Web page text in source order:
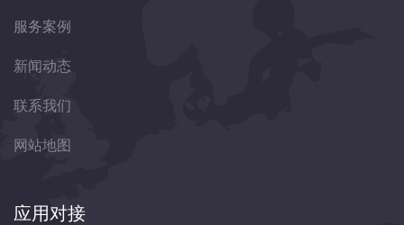
服务案例
新闻动态
联系我们
网站地图
应用对接